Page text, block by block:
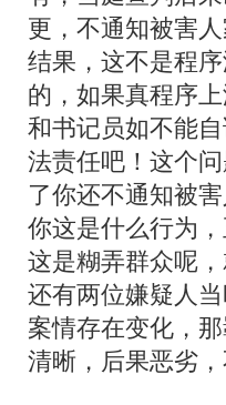
更，不通知被害
结果，这不是程
的，如果真程序
和书记员如不能
法责任吧！这个
了你还不通知被
你这是什么行为
这是糊弄群众呢
还有两位嫌疑人
案情存在变化，
清晰，后果恶劣，